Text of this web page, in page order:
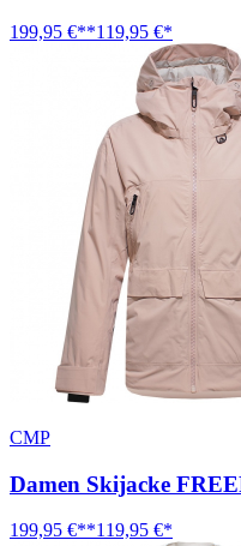
199,95 €**119,95 €*
CMP
Damen Skijacke
199,95 €**119,95 €*